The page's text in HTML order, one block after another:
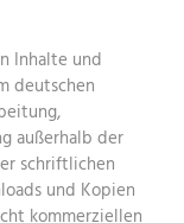
Inhalte und
deutschen
außerhalb der
schriftlichen
und Kopien
kommerziellen